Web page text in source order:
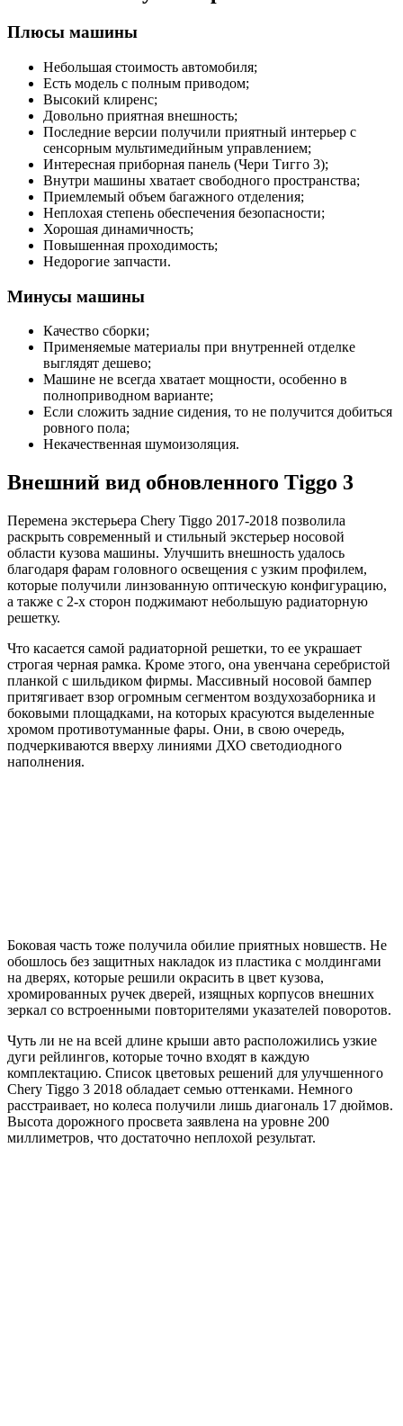
Плюсы машины
Небольшая стоимость автомобиля;
Есть модель с полным приводом;
Высокий клиренс;
Довольно приятная внешность;
Последние версии получили приятный интерьер с
сенсорным мультимедийным управлением;
Интересная приборная панель (Чери Тигго 3);
Внутри машины хватает свободного пространства;
Приемлемый объем багажного отделения;
Неплохая степень обеспечения безопасности;
Хорошая динамичность;
Повышенная проходимость;
Недорогие запчасти.
Минусы машины
Качество сборки;
Применяемые материалы при внутренней отделке
выглядят дешево;
Машине не всегда хватает мощности, особенно в
полноприводном варианте;
Если сложить задние сидения, то не получится добиться
ровного пола;
Некачественная шумоизоляция.
Внешний вид обновленного Tiggo 3
Перемена экстерьера Chery Tiggo 2017-2018 позволила
раскрыть современный и стильный экстерьер носовой
области кузова машины. Улучшить внешность удалось
благодаря фарам головного освещения с узким профилем,
которые получили линзованную оптическую конфигурацию,
а также с 2-х сторон поджимают небольшую радиаторную
решетку.
Что касается самой радиаторной решетки, то ее украшает
строгая черная рамка. Кроме этого, она увенчана серебристой
планкой с шильдиком фирмы. Массивный носовой бампер
притягивает взор огромным сегментом воздухозаборника и
боковыми площадками, на которых красуются выделенные
хромом противотуманные фары. Они, в свою очередь,
подчеркиваются вверху линиями ДХО светодиодного
наполнения.
Боковая часть тоже получила обилие приятных новшеств. Не
обошлось без защитных накладок из пластика с молдингами
на дверях, которые решили окрасить в цвет кузова,
хромированных ручек дверей, изящных корпусов внешних
зеркал со встроенными повторителями указателей поворотов.
Чуть ли не на всей длине крыши авто расположились узкие
дуги рейлингов, которые точно входят в каждую
комплектацию. Список цветовых решений для улучшенного
Chery Tiggo 3 2018 обладает семью оттенками. Немного
расстраивает, но колеса получили лишь диагональ 17 дюймов.
Высота дорожного просвета заявлена на уровне 200
миллиметров, что достаточно неплохой результат.